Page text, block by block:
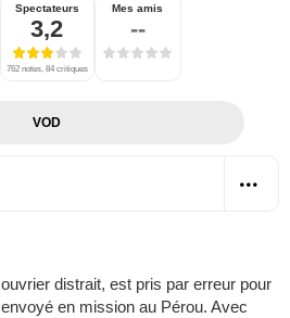
Spectateurs
3,2
762 notes, 84 critiques
Mes amis
--
VOD
distrait, est pris par erreur pour
en mission au Pérou. Avec